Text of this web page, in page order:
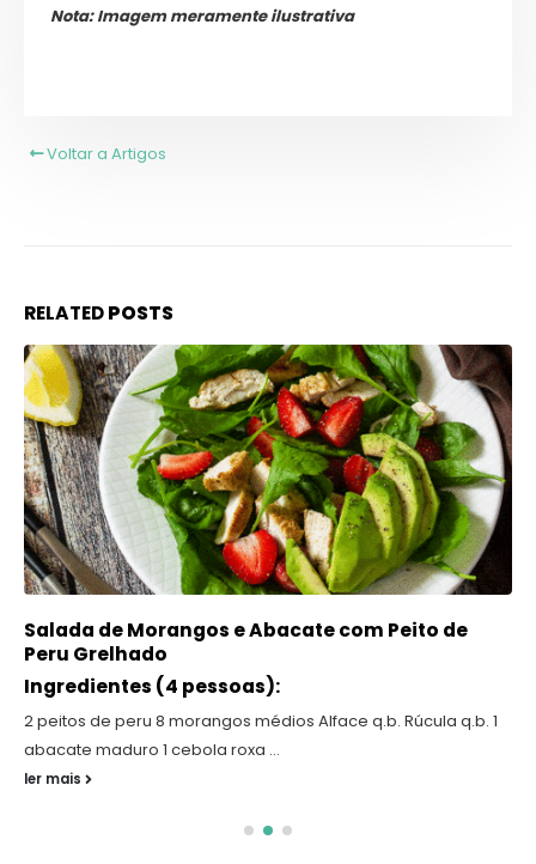
Nota: Imagem meramente ilustrativa
Voltar a Artigos
RELATEDPOSTS
Salada de Morangos e Abacate com Peito de
Peru Grelhado
Ingredientes (4 pessoas):
2 peitos de peru 8 morangos médios Alface q.b. Rúcula q.b. 1
abacate maduro 1 cebola roxa ...
ler mais